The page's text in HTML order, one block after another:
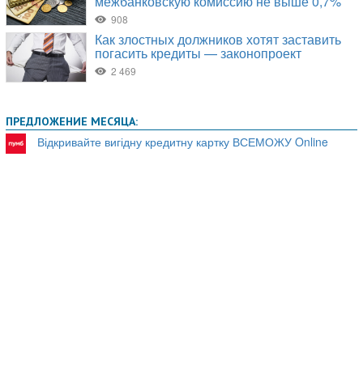
ПРЕДЛОЖЕНИЕ МЕСЯЦА:
Відкривайте вигідну кредитну картку ВСЕМОЖУ Online